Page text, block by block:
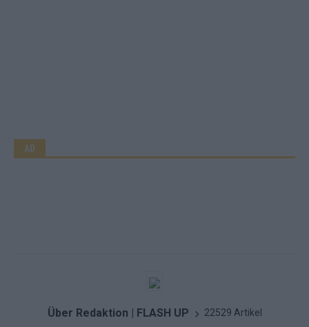
AD
Über Redaktion | FLASH UP 22529 Artikel